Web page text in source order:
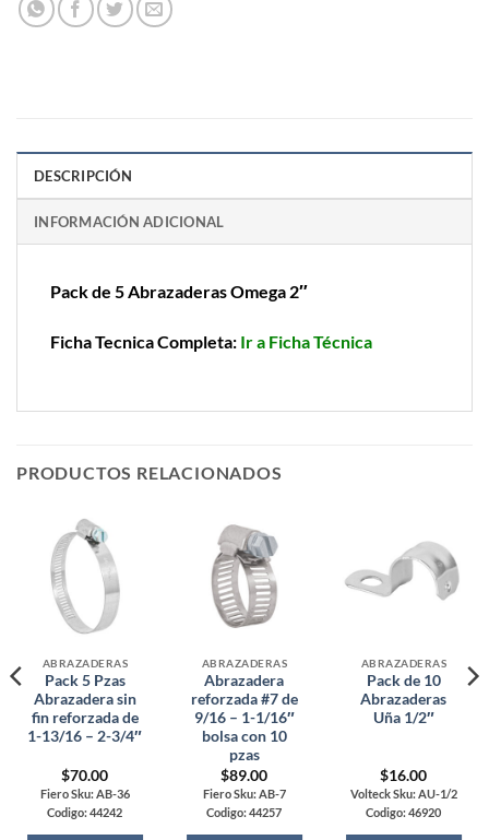
DESCRIPCIÓN
INFORMACIÓN ADICIONAL
Pack de 5 Abrazaderas Omega 2″
Ficha Tecnica Completa: Ir a Ficha Técnica
PRODUCTOS RELACIONADOS
ABRAZADERAS
Pack 5 Pzas
Abrazadera sin
fin reforzada de
1-13/16 – 2-3/4″
$70.00
Fiero Sku: AB-36
Codigo: 44242
ABRAZADERAS
Abrazadera
reforzada #7 de
9/16 – 1-1/16″
bolsa con 10
pzas
$89.00
Fiero Sku: AB-7
Codigo: 44257
ABRAZADERAS
Pack de 10
Abrazaderas
Uña 1/2″
$16.00
Volteck Sku: AU-1/2
Codigo: 46920